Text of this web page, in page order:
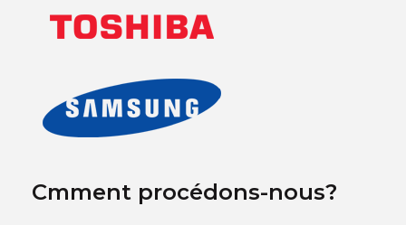
Cmment procédons-nous?